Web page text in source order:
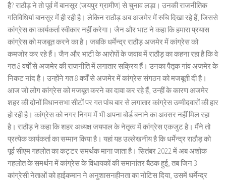
हैै? राठौड़ ने तो पूर्व में बानसूर (जयपुर ग्रामीण) से चुनाव लड़ा। उनकी राजनीतिक
गतिविधियां बानसूर में ही रही है। लेकिन राठौड़ अब अजमेर में रुचि दिखा रहे हैं, जिससे
कांग्रेस का कार्यकर्ता स्वीकार नहीं करेगा। जैन और भाट ने कहा कि हमारा प्रयास
कांग्रेस को मजबूत करने का है। जबकि धर्मेन्द्र राठौड़ अजमेर में कांग्रेस को
कमजोर कर रहे हैं। जैन और भाटी के आरोपों के जवाब में राठौड़ का कहना रहा है कि वे
गत 8 वर्षों से अजमेर की राजनीति में लगातार सक्रिय हैं। उनका पैतृक गांव अजमेर के
निकट नांद है। उन्होंने गत 8 वर्षों से अजमेर में कांग्रेस संगठन को मजबूती दी है।
आज जो लोग कांग्रेस को मजबूत करने का दावा कर रहे हैं, उन्हीं के कारण अजमेर
शहर की दोनों विधानसभा सीटों पर गत पांच बार से लगातार कांग्रेस उम्मीदवारों की हार
हो रही है। कांग्रेस को नगर निगम में भी अपना बोर्ड बनाने का अवसर नहीं मिल रहा
है। राठौड़ ने कहा कि शहर अध्यक्ष जयपाल के नेतृत्व में कांग्रेस एकजुट है। मैंने तो
प्रत्येक कार्यकर्ता का सम्मान किया है। यहां यह उल्लेखनीय है कि धर्मेन्द्र राठौड़ को
पूर्व सीएम गहलोत का कट्टर समर्थक माना जाता है। सितंबर 2022 में अब अशोक
गहलोत के समर्थन में कांग्रेस के विधायकों की समानांतर बैठक हुई, तब जिन 3
कांग्रेसी नेताओं को हाईकमान ने अनुशासनहीनता का नोटिस दिया, उसमें धर्मेन्द्र